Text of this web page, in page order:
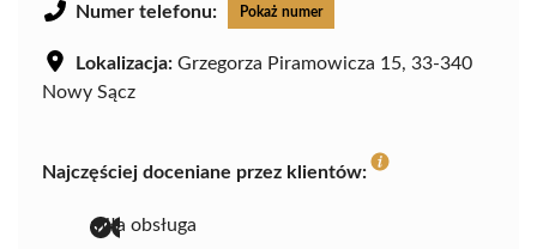
Numer telefonu: Pokaż numer
Lokalizacja: Grzegorza Piramowicza 15, 33-340
Nowy Sącz
Najczęściej doceniane przez klientów:
miła obsługa